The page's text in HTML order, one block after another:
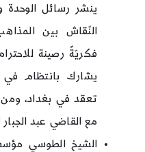
ينشر رسائل
النّقاش بين
فكريّةً رصينة
يشارك بانتظام في
تعقد في بغداد، ومن
مع القاضي عبد
الشيخ الطوسي مؤسس